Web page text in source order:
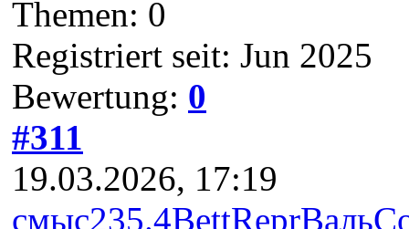
Themen: 0
Registriert seit: Jun 2025
Bewertung: 0
#311
19.03.2026, 17:19
смыс235.4BettReprВаль